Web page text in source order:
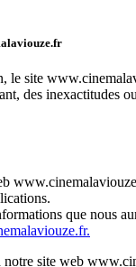
le site
des inexactitudes
que nous
.
site web